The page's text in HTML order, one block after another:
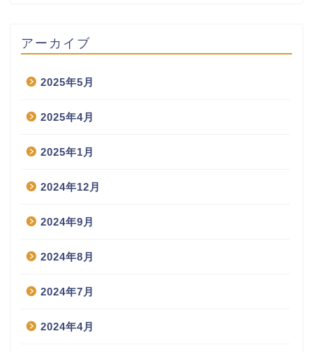
アーカイブ
2025年5月
2025年4月
2025年1月
2024年12月
2024年9月
2024年8月
2024年7月
2024年4月